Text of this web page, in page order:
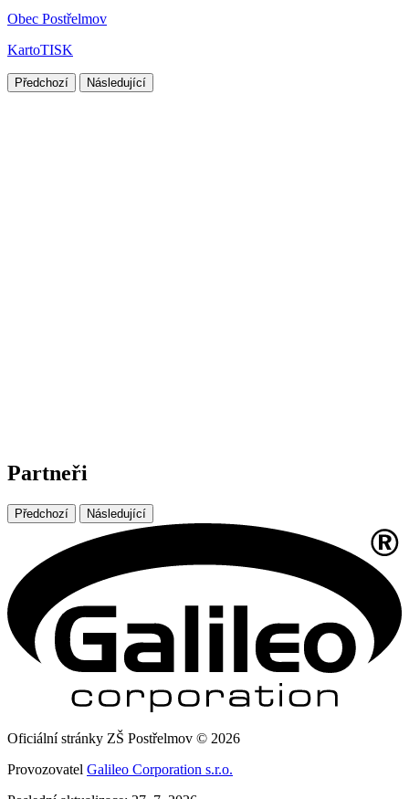
Obec Postřelmov
KartoTISK
Předchozí Následující
Partneři
Předchozí Následující
Oficiální stránky ZŠ Postřelmov © 2026
Provozovatel Galileo Corporation s.r.o.